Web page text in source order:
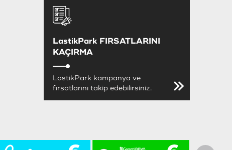
LastikPark FIRSATLARINI
KAÇIRMA
LastikPark kampanya ve
fırsatlarını takip edebilirsiniz.